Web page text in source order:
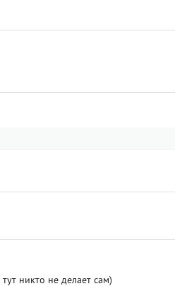
никто не делает сам)